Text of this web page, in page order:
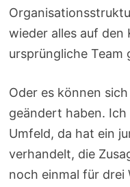
wieder alles auf
ursprüngliche
Oder es können
geändert haben. Ich
Umfeld, da hat ein
verhandelt, die
noch einmal für drei